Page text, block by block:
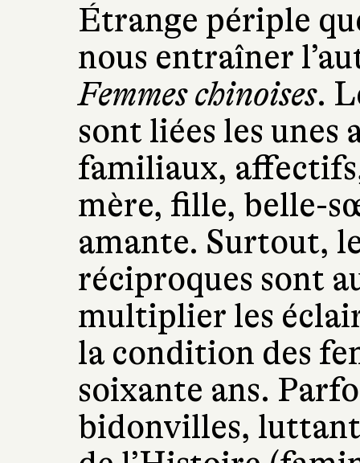
Étrange périple
nous entraîner
Femmes chinoises.
sont liées les unes
familiaux,
mère, fille, belle-
amante. Surtout,
réciproques sont
multiplier les
la condition des
soixante ans.
bidonvilles,